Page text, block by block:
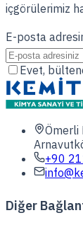
içgörülerimiz
E-posta
Evet,
Ömerli
+90
Diğer